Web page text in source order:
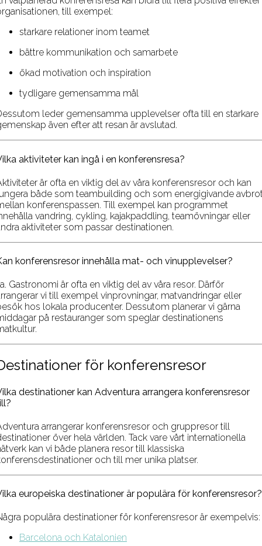
till exempel:
starkare relationer inom teamet
bättre kommunikation och samarbete
ökad motivation och inspiration
tydligare gemensamma mål
leder gemensamma upplevelser ofta till en starkare
även efter att resan är avslutad.
aktiviteter kan ingå i en konferensresa?
är ofta en viktig del av våra konferensresor och kan
både som teambuilding och som energigivande
konferenspassen. Till exempel kan programmet
vandring, cykling, kajakpaddling, teamövningar eller
aktiviteter som passar destinationen.
konferensresor innehålla mat- och vinupplevelser?
Gastronomi är ofta en viktig del av våra resor. Därför
vi till exempel vinprovningar, matvandringar eller
hos lokala producenter. Dessutom planerar vi gärna
på restauranger som speglar destinationens
för konferensresor
destinationer kan Adventura arrangera konferensresor
arrangerar konferensresor och gruppresor till
över hela världen. Tack vare vårt internationella
kan vi både planera resor till klassiska
och till mer unika platser.
europeiska destinationer är populära för konferensresor?
populära destinationer för konferensresor är exempelvis:
Barcelona och Katalonien